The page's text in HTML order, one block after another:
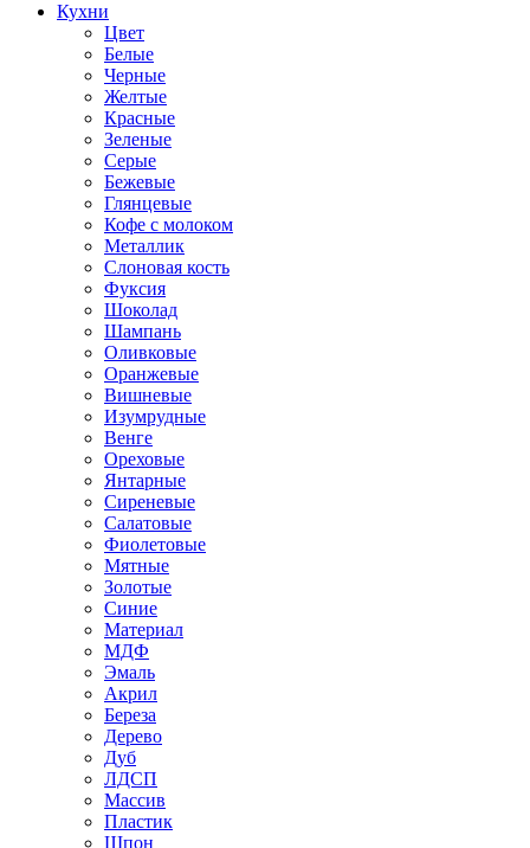
Кухни
Цвет
Белые
Черные
Желтые
Красные
Зеленые
Серые
Бежевые
Глянцевые
Кофе с молоком
Металлик
Слоновая кость
Фуксия
Шоколад
Шампань
Оливковые
Оранжевые
Вишневые
Изумрудные
Венге
Ореховые
Янтарные
Сиреневые
Салатовые
Фиолетовые
Мятные
Золотые
Синие
Материал
МДФ
Эмаль
Акрил
Береза
Дерево
Дуб
ЛДСП
Массив
Пластик
Шпон